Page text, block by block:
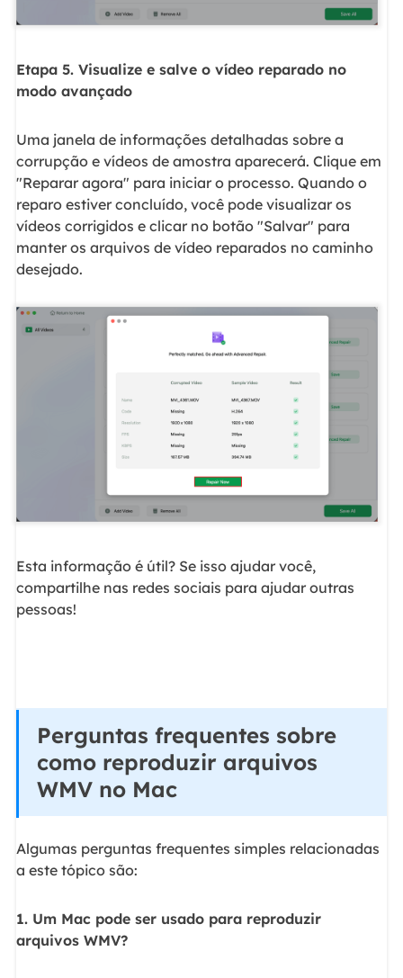
Etapa 5. Visualize e salve o vídeo reparado no
modo avançado
Uma janela de informações detalhadas sobre a
corrupção e vídeos de amostra aparecerá. Clique em
"Reparar agora" para iniciar o processo. Quando o
reparo estiver concluído, você pode visualizar os
vídeos corrigidos e clicar no botão "Salvar" para
manter os arquivos de vídeo reparados no caminho
desejado.
Esta informação é útil? Se isso ajudar você,
compartilhe nas redes sociais para ajudar outras
pessoas!
Perguntas frequentes sobre
como reproduzir arquivos
WMV no Mac
Algumas perguntas frequentes simples relacionadas
a este tópico são:
1. Um Mac pode ser usado para reproduzir
arquivos WMV?